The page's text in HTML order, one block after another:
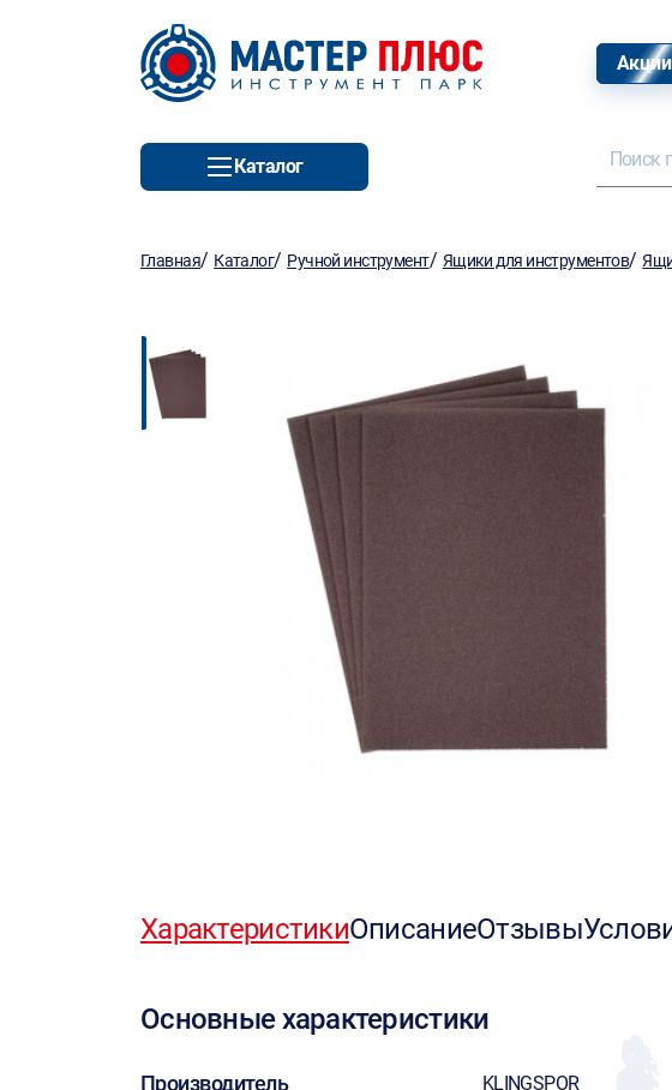
Акции
Каталог
Главная/ Каталог/ Ручной инструмент/ Ящики для инструментов/
ХарактеристикиОписаниеОтзывы
Основные характеристики
Производитель KLINGSPOR